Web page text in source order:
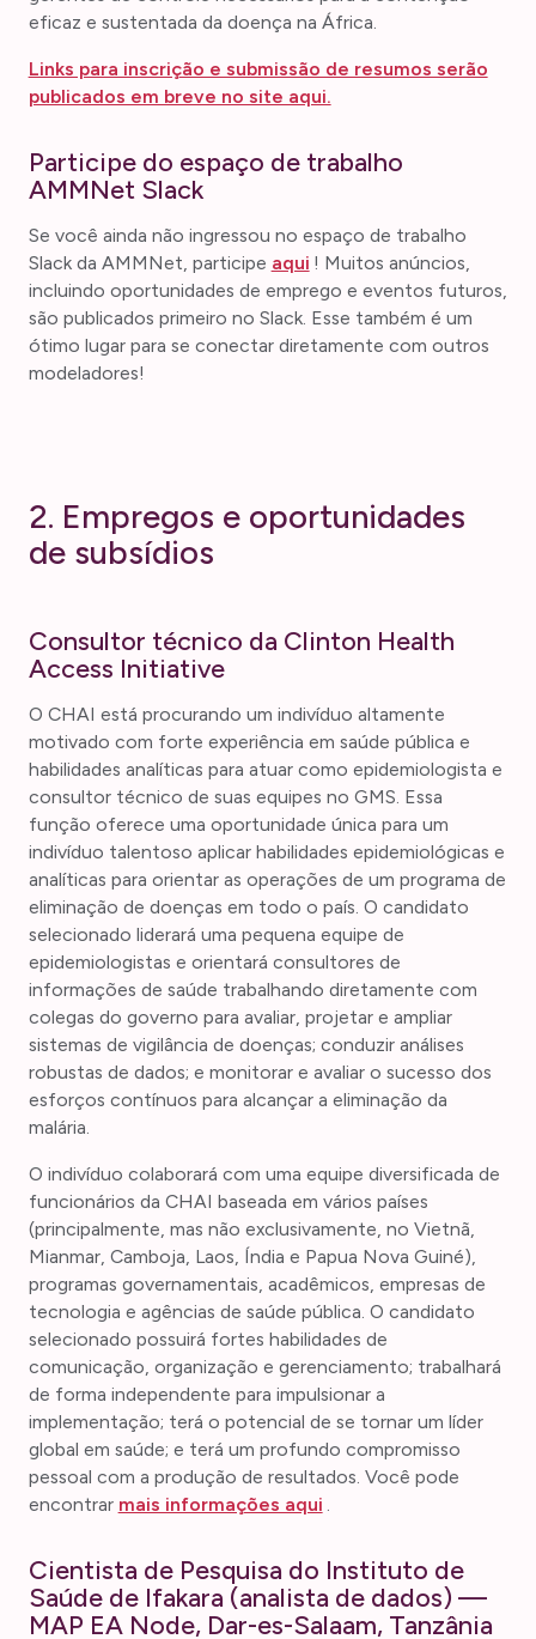
eficaz e sustentada da doença na África.
Links para inscrição e submissão de resumos serão
publicados em breve no site aqui.
Participe do espaço de trabalho
AMMNet Slack
Se você ainda não ingressou no espaço de trabalho
Slack da AMMNet, participe aqui ! Muitos anúncios,
incluindo oportunidades de emprego e eventos futuros,
são publicados primeiro no Slack. Esse também é um
ótimo lugar para se conectar diretamente com outros
modeladores!
2. Empregos e oportunidades
de subsídios
Consultor técnico da Clinton Health
Access Initiative
O CHAI está procurando um indivíduo altamente
motivado com forte experiência em saúde pública e
habilidades analíticas para atuar como epidemiologista e
consultor técnico de suas equipes no GMS. Essa
função oferece uma oportunidade única para um
indivíduo talentoso aplicar habilidades epidemiológicas e
analíticas para orientar as operações de um programa de
eliminação de doenças em todo o país. O candidato
selecionado liderará uma pequena equipe de
epidemiologistas e orientará consultores de
informações de saúde trabalhando diretamente com
colegas do governo para avaliar, projetar e ampliar
sistemas de vigilância de doenças; conduzir análises
robustas de dados; e monitorar e avaliar o sucesso dos
esforços contínuos para alcançar a eliminação da
malária.
O indivíduo colaborará com uma equipe diversificada de
funcionários da CHAI baseada em vários países
(principalmente, mas não exclusivamente, no Vietnã,
Mianmar, Camboja, Laos, Índia e Papua Nova Guiné),
programas governamentais, acadêmicos, empresas de
tecnologia e agências de saúde pública. O candidato
selecionado possuirá fortes habilidades de
comunicação, organização e gerenciamento; trabalhará
de forma independente para impulsionar a
implementação; terá o potencial de se tornar um líder
global em saúde; e terá um profundo compromisso
pessoal com a produção de resultados. Você pode
encontrar mais informações aqui .
Cientista de Pesquisa do Instituto de
Saúde de Ifakara (analista de dados) —
MAP EA Node, Dar-es-Salaam, Tanzânia